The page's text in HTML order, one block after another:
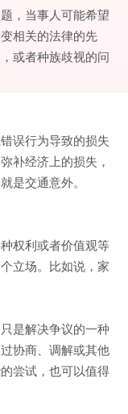
，当事人可能希望
相关的法律的先
或者种族歧视的问
误行为导致的损失
补经济上的损失，
是交通意外。
权利或者价值观等
立场。比如说，家
是解决争议的一种
协商、调解或其他
尝试，也可以值得